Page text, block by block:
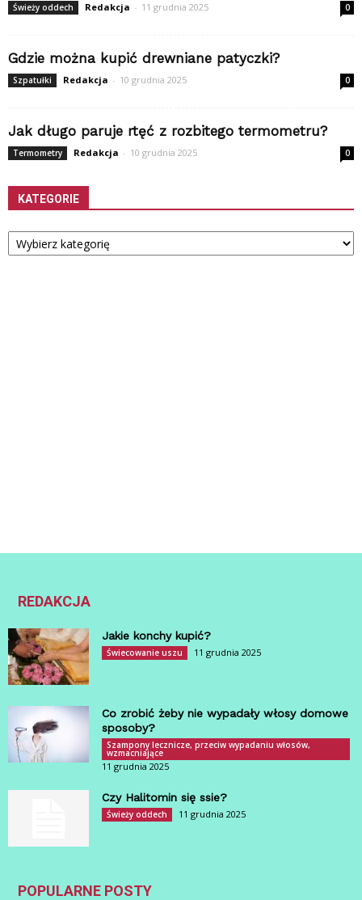
Świeży oddech Redakcja - 11 grudnia 2025 0
Gdzie można kupić drewniane patyczki?
Szpatułki Redakcja - 10 grudnia 2025 0
Jak długo paruje rtęć z rozbitego termometru?
Termometry Redakcja - 10 grudnia 2025 0
KATEGORIE
Kategorie
REDAKCJA
Jakie konchy kupić?
Świecowanie uszu 11 grudnia 2025
Co zrobić żeby nie wypadały włosy domowe
sposoby?
Szampony lecznicze, przeciw wypadaniu włosów,
wzmacniające
11 grudnia 2025
Czy Halitomin się ssie?
Świeży oddech 11 grudnia 2025
POPULARNE POSTY